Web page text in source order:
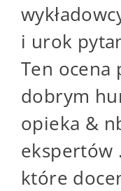
i urok
Ten ocena
dobrym
opieka &
ekspertów
które